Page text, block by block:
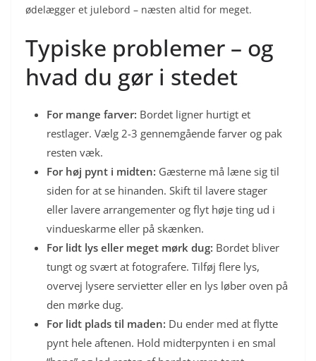
ødelægger et julebord – næsten altid for meget.
Typiske problemer – og
hvad du gør i stedet
For mange farver: Bordet ligner hurtigt et
restlager. Vælg 2-3 gennemgående farver og pak
resten væk.
For høj pynt i midten: Gæsterne må læne sig til
siden for at se hinanden. Skift til lavere stager
eller lavere arrangementer og flyt høje ting ud i
vindueskarme eller på skænken.
For lidt lys eller meget mørk dug: Bordet bliver
tungt og svært at fotografere. Tilføj flere lys,
overvej lysere servietter eller en lys løber oven på
den mørke dug.
For lidt plads til maden: Du ender med at flytte
pynt hele aftenen. Hold midterpynten i en smal